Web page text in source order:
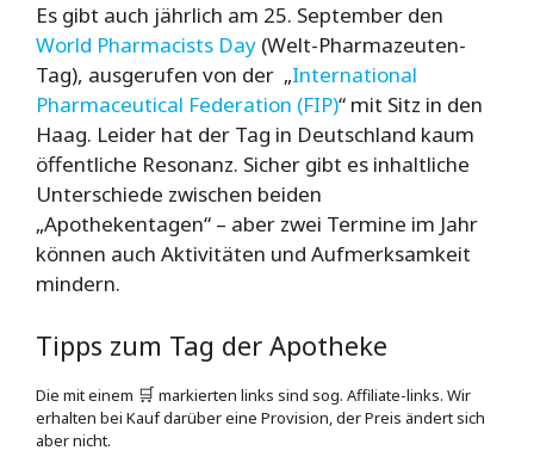
Es gibt auch jährlich am 25. September den
World Pharmacists Day (Welt-Pharmazeuten-
Tag), ausgerufen von der „International
Pharmaceutical Federation (FIP)“ mit Sitz in den
Haag. Leider hat der Tag in Deutschland kaum
öffentliche Resonanz. Sicher gibt es inhaltliche
Unterschiede zwischen beiden
„Apothekentagen“ – aber zwei Termine im Jahr
können auch Aktivitäten und Aufmerksamkeit
mindern.
Tipps zum Tag der Apotheke
Die mit einem 🛒 markierten links sind sog. Affiliate-links. Wir
erhalten bei Kauf darüber eine Provision, der Preis ändert sich
aber nicht.